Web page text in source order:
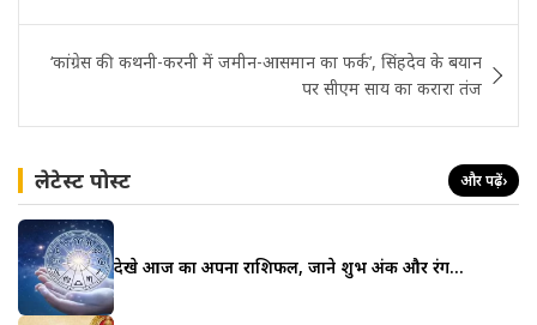
‘कांग्रेस की कथनी-करनी में जमीन-आसमान का फर्क’, सिंहदेव के बयान
पर सीएम साय का करारा तंज
लेटेस्ट पोस्ट और पढ़ें›
देखे आज का अपना राशिफल, जाने शुभ अंक और रंग…